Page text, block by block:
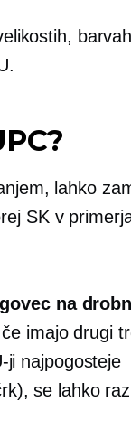
lahko
SK v
na
imajo drugi
ji najpogosteje
se lahko